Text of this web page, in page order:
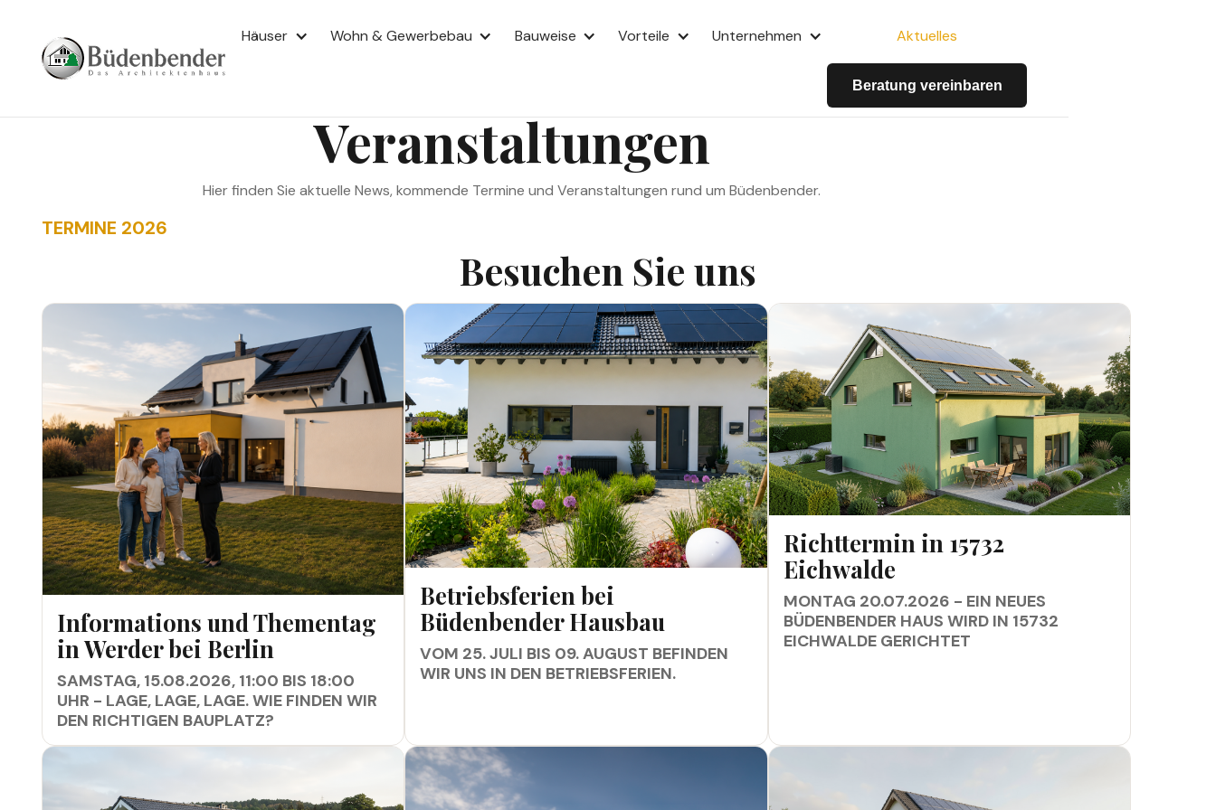
Häuser Wohn & Gewerbebau Bauweise Vorteile Unternehmen Aktuelles
Beratung vereinbaren
Aktuelles - News, Termine &
Veranstaltungen
Hier finden Sie aktuelle News, kommende Termine und Veranstaltungen rund um Büdenbender.
TERMINE 2026
Besuchen Sie uns
BERLIN
Informations und Thementag
in Werder bei Berlin
SAMSTAG, 15.08.2026, 11:00 BIS 18:00
UHR - LAGE, LAGE, LAGE. WIE FINDEN WIR
DEN RICHTIGEN BAUPLATZ?
Betriebsferien bei
Büdenbender Hausbau
VOM 25. JULI BIS 09. AUGUST BEFINDEN
WIR UNS IN DEN BETRIEBSFERIEN.
Richttermin in 15732
Eichwalde
MONTAG 20.07.2026 - EIN NEUES
BÜDENBENDER HAUS WIRD IN 15732
EICHWALDE GERICHTET